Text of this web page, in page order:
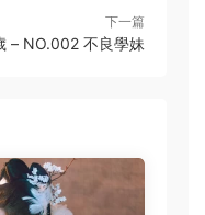
下一篇
– NO.002 不良學妹